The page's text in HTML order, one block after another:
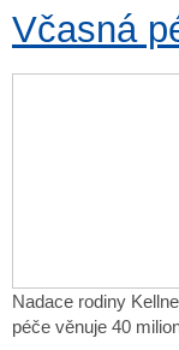
Včasná
Nadace rodiny
péče věnuje 40